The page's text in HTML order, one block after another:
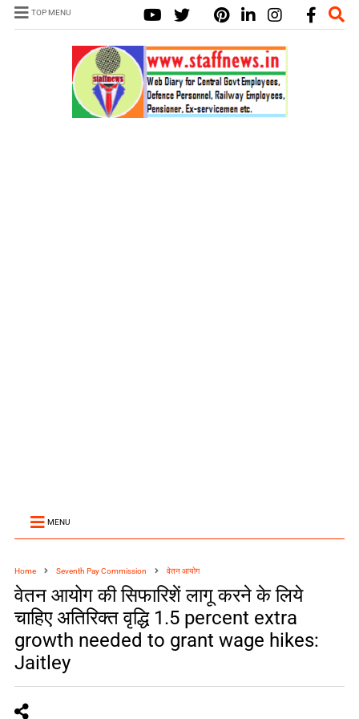
TOP MENU
MENU
Home Seventh Pay Commission वेतन आयोग
वेतन आयोग की सिफारिशें लागू करने के लिये
चाहिए अतिरिक्त वृद्धि 1.5 percent extra
growth needed to grant wage hikes:
Jaitley